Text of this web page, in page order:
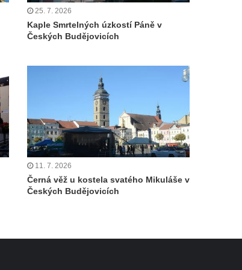
25. 7. 2026
Kaple Smrtelných úzkostí Páně v
Českých Budějovicích
11. 7. 2026
Černá věž u kostela svatého Mikuláše v
Českých Budějovicích